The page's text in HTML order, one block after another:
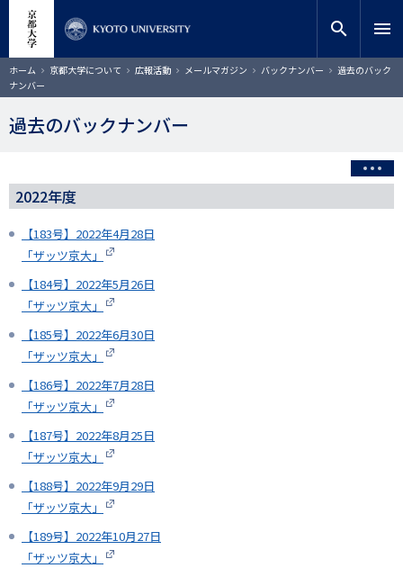
コ
ン
テ
ン
ツ
動
サイト内検索
検索
search menu
ホーム 京都大学について 広報活動 メールマガジン バックナンバー
過去のバック
ナンバー
過去のバックナンバー
2022年度
【183号】2022年4月28日
「ザッツ京大」
【184号】2022年5月26日
「ザッツ京大」
【185号】2022年6月30日
「ザッツ京大」
【186号】2022年7月28日
「ザッツ京大」
【187号】2022年8月25日
「ザッツ京大」
【188号】2022年9月29日
「ザッツ京大」
【189号】2022年10月27日
「ザッツ京大」